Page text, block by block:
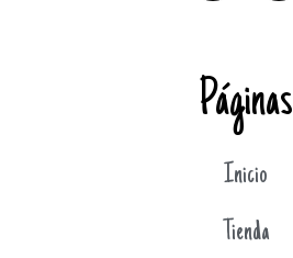
Páginas
Inicio
Tienda